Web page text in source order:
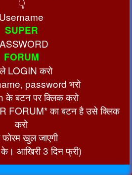
👇
Username
SUPER
FORUM
LOGIN करो
password भरो
के बटन पर क्लिक करो
FORUM* का बटन है उसे क्लिक
करो
खुल जाएगी
के। आखिरी 3 दिन फ्री)